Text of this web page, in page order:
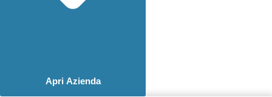
Apri Azienda